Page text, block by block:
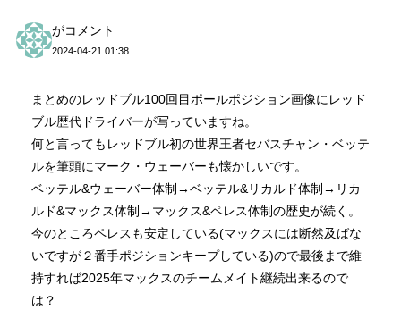
がコメント
2024-04-21 01:38
まとめのレッドブル100回目ポールポジション画像にレッド
ブル歴代ドライバーが写っていますね。
何と言ってもレッドブル初の世界王者セバスチャン・ベッテ
ルを筆頭にマーク・ウェーバーも懐かしいです。
ベッテル&ウェーバー体制→ベッテル&リカルド体制→リカ
ルド&マックス体制→マックス&ペレス体制の歴史が続く。
今のところペレスも安定している(マックスには断然及ばな
いですが２番手ポジションキープしている)ので最後まで維
持すれば2025年マックスのチームメイト継続出来るので
は？